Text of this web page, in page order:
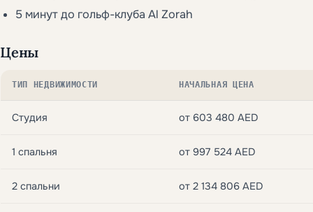
5 минут до гольф-клуба Al Zorah
Цены
ТИП НЕДВИЖИМОСТИ НАЧАЛЬНАЯ ЦЕНА
Студия от 603 480 AED
1 спальня от 997 524 AED
2 спальни от 2 134 806 AED